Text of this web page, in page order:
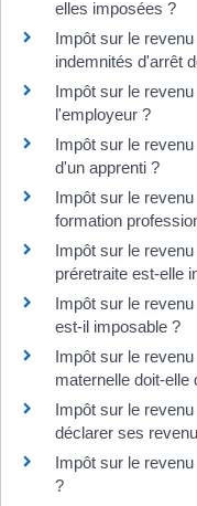
elles imposées ?
Impôt sur le
indemnités d'arrêt
Impôt sur le
l'employeur ?
Impôt sur le
d'un apprenti ?
Impôt sur le
formation
Impôt sur le
préretraite est-elle
Impôt sur le
est-il imposable ?
Impôt sur le
maternelle doit-
Impôt sur le
déclarer ses
Impôt sur le
?